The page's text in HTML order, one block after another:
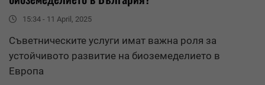
15:34 - 11 April, 2025
Съветническите услуги имат важна роля за
устойчивото развитие на биоземеделието в
Европа